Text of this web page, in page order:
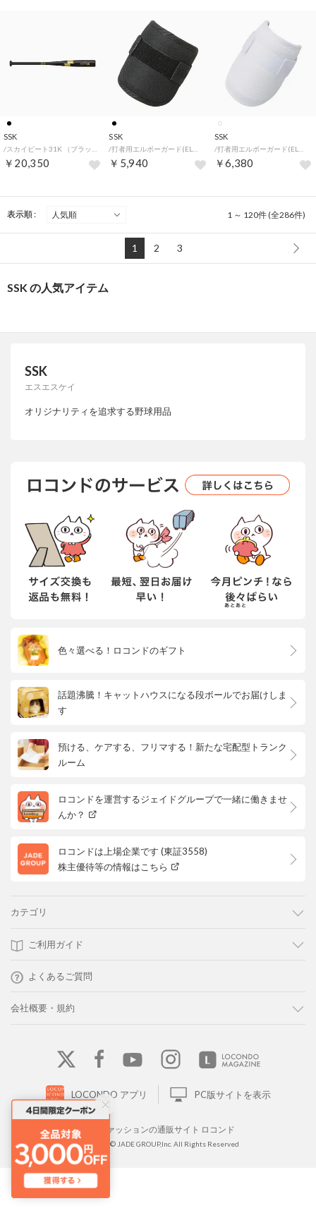
SSK
￥20,350
SSK
￥5,940
SSK
￥6,380
表示順 : 1 ～ 120件 (全286件)
1 2 3
SSK の人気アイテム
SSK
エスエスケイ
オリジナリティを追求する野球用品
色々選べる！ロコンドのギフト
話題沸騰！キャットハウスになる段ボールでお届けしま
す
預ける、ケアする、フリマする！新たな宅配型トランク
ルーム
ロコンドを運営するジェイドグループで一緒に働きませ
んか？
ロコンドは上場企業です (東証3558)
株主優待等の情報はこちら
カテゴリ
ご利用ガイド
よくあるご質問
会社概要・規約
LOCONDO アプリ PC版サイトを表示
靴とファッションの通販サイト ロコンド
Copyright © JADE GROUP,Inc. All Rights Reserved